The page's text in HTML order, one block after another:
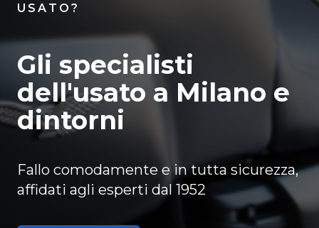
USATO?
Gli specialisti
dell'usato a Milano e
dintorni
Fallo comodamente e in tutta sicurezza,
affidati agli esperti dal 1952